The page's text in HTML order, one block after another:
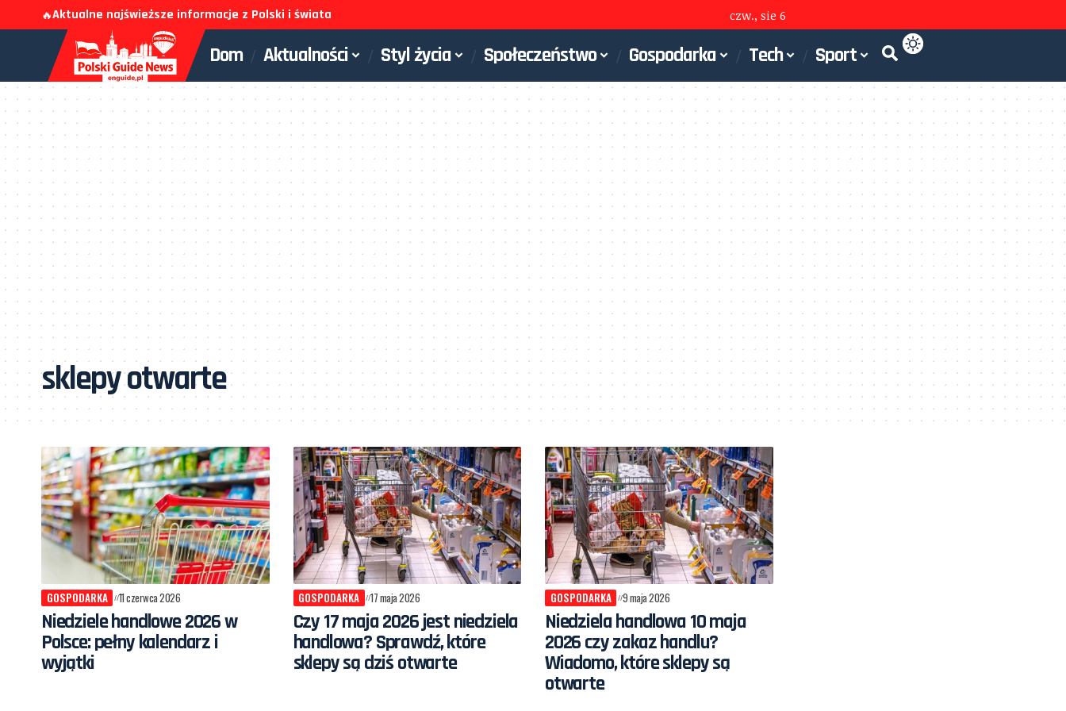
🔥Aktualne najświeższe informacje z Polski i świata czw., sie 6
Dom Aktualności Styl życia Społeczeństwo Gospodarka Tech Sport
sklepy otwarte
GOSPODARKA 11 czerwca 2026
Niedziele handlowe 2026 w
Polsce: pełny kalendarz i
wyjątki
GOSPODARKA 17 maja 2026
Czy 17 maja 2026 jest niedziela
handlowa? Sprawdź, które
sklepy są dziś otwarte
GOSPODARKA 9 maja 2026
Niedziela handlowa 10 maja
2026 czy zakaz handlu?
Wiadomo, które sklepy są
otwarte